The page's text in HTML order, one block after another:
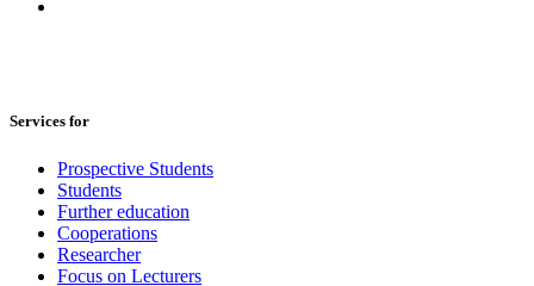
Services for
Prospective Students
Students
Further education
Cooperations
Researcher
Focus on Lecturers